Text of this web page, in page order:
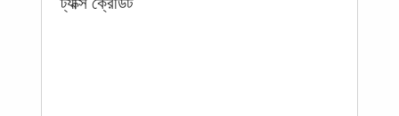
ট্যাক্স ক্রেডিট